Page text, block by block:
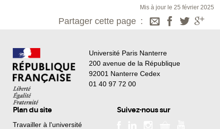
Mis à jour le 25 février 2025
Partager cette page
Université Paris Nanterre
200 avenue de la République
92001 Nanterre Cedex
01 40 97 72 00
Plan du site
Travailler à l'université
Suivez-nous sur